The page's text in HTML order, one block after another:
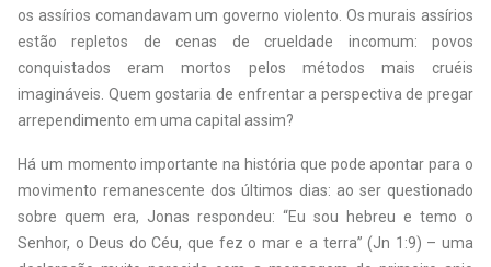
os assírios comandavam um governo violento. Os murais assírios
estão repletos de cenas de crueldade incomum: povos
conquistados eram mortos pelos métodos mais cruéis
imagináveis. Quem gostaria de enfrentar a perspectiva de pregar
arrependimento em uma capital assim?
Há um momento importante na história que pode apontar para o
movimento remanescente dos últimos dias: ao ser questionado
sobre quem era, Jonas respondeu: “Eu sou hebreu e temo o
Senhor, o Deus do Céu, que fez o mar e a terra” (Jn 1:9) – uma